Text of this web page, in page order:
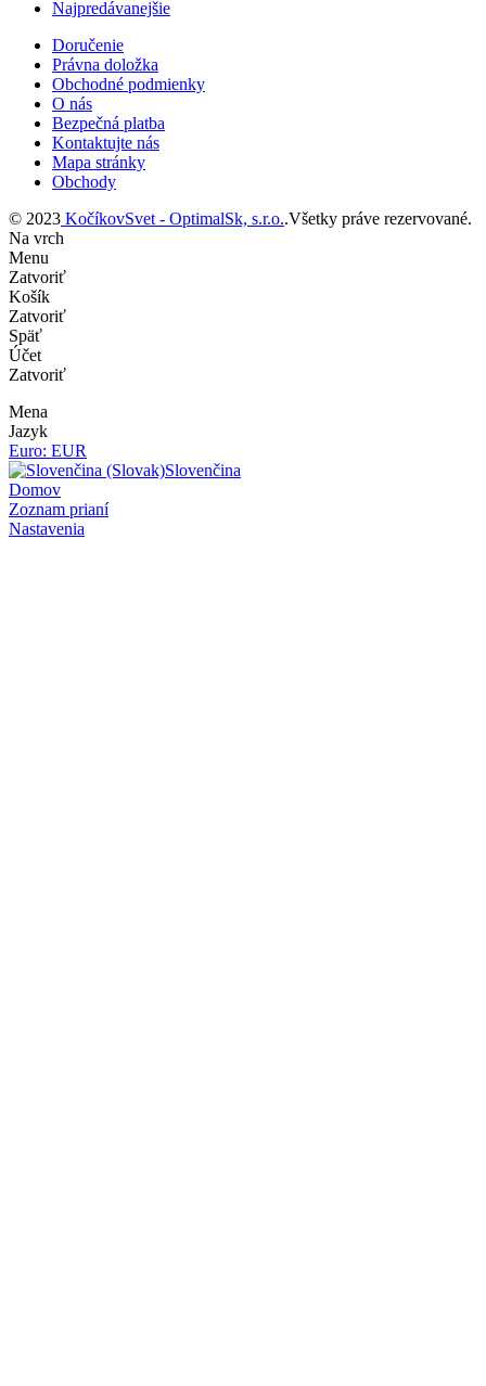
Najpredávanejšie
Doručenie
Právna doložka
Obchodné podmienky
O nás
Bezpečná platba
Kontaktujte nás
Mapa stránky
Obchody
© 2023 KočíkovSvet - OptimalSk, s.r.o..Všetky práve rezervované.
Na vrch
Menu
Zatvoriť
Košík
Zatvoriť
Späť
Účet
Zatvoriť
Mena
Jazyk
Euro: EUR
Slovenčina
Domov
Zoznam prianí
Nastavenia